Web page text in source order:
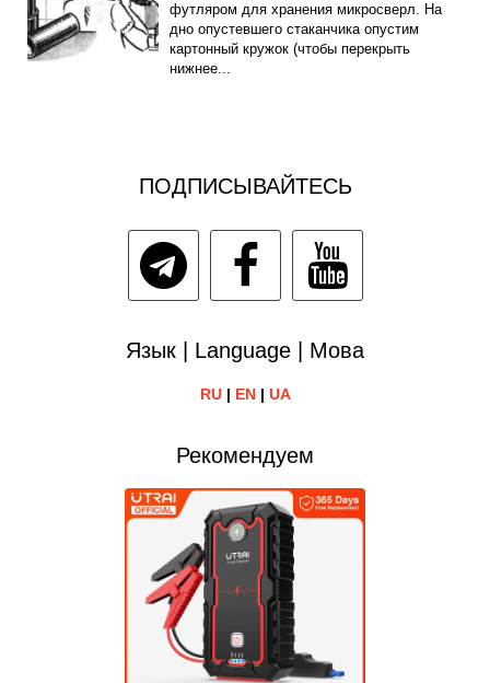
футляром для хранения микросверл. На
дно опустевшего стаканчика опустим
картонный кружок (чтобы перекрыть
нижнее...
ПОДПИСЫВАЙТЕСЬ
Язык | Language | Мова
RU| EN| UA
Рекомендуем